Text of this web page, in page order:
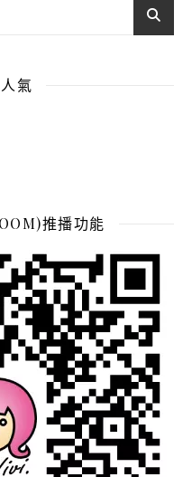
氣
推播功能